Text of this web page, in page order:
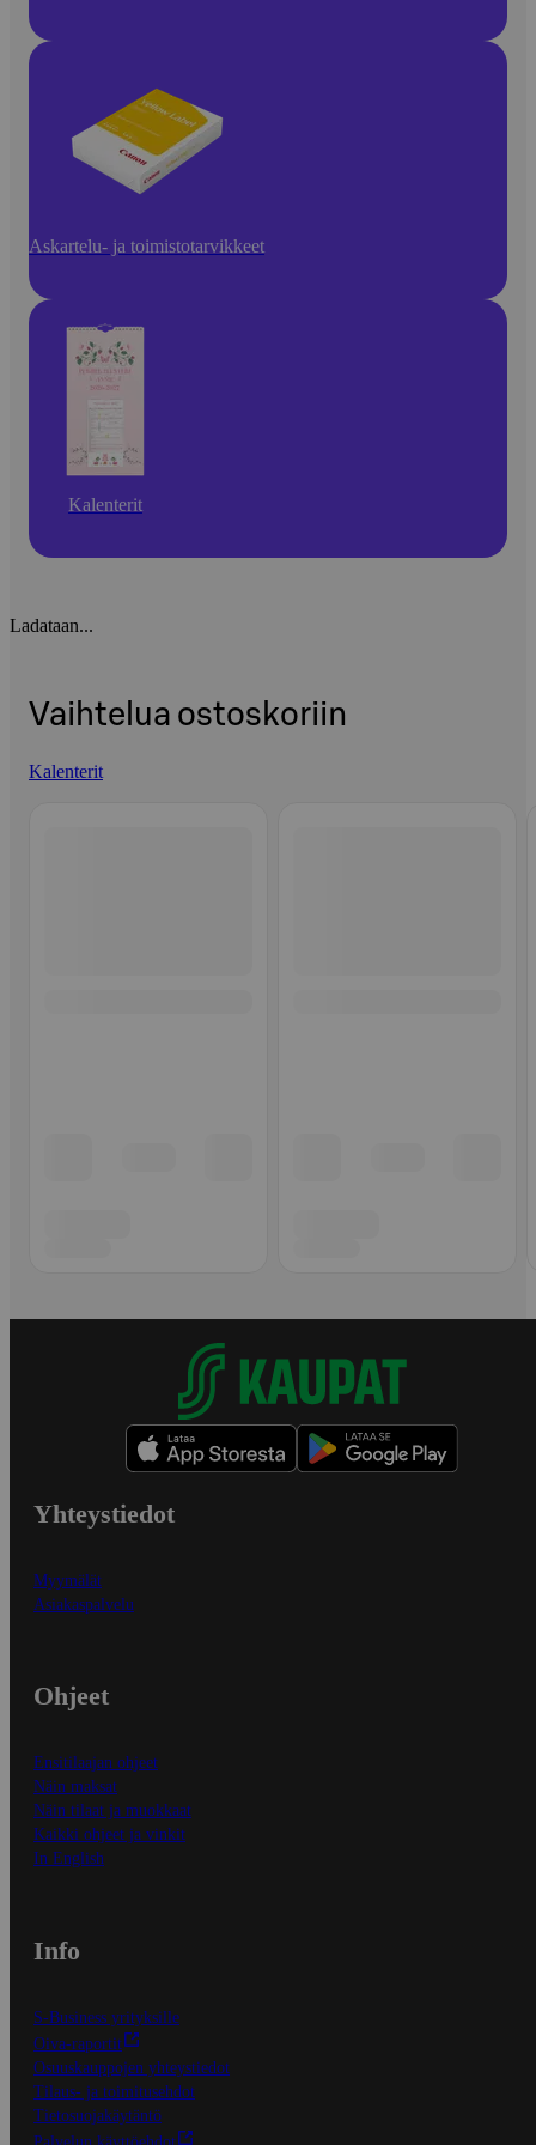
Askartelu- ja toimistotarvikkeet
Kalenterit
Ladataan...
Vaihtelua ostoskoriin
Kalenterit
Yhteystiedot
Myymälät
Asiakaspalvelu
Ohjeet
Ensitilaajan ohjeet
Näin maksat
Näin tilaat ja muokkaat
Kaikki ohjeet ja vinkit
In English
Info
S-Business yrityksille
Oiva-raportit
Osuuskauppojen yhteystiedot
Tilaus- ja toimitusehdot
Tietosuojakäytäntö